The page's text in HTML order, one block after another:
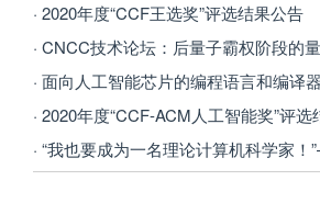
· 2020年度“CCF王选奖”评选结果公告
· CNCC技术论坛：后量子霸权阶段的
· 面向人工智能芯片的编程语言和编译
· 2020年度“CCF-ACM人工智能奖”评